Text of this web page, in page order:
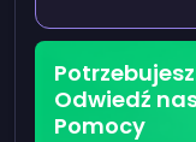
Odwiedź
Pomocy